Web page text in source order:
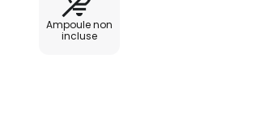
Ampoule non
incluse